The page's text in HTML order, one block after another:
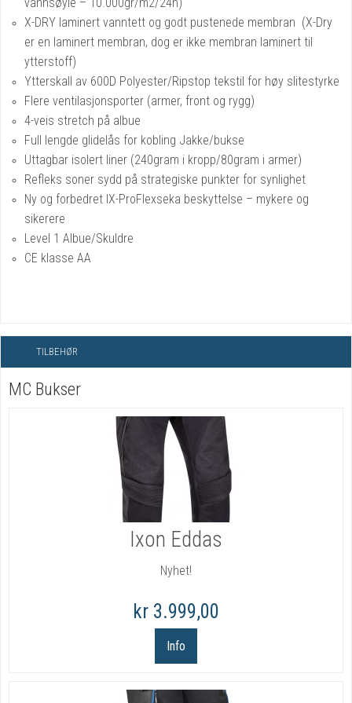
X-DRY laminert vanntett og godt pustenede membran (X-Dry
er en laminert membran, dog er ikke membran laminert til
ytterstoff)
Ytterskall av 600D Polyester/Ripstop tekstil for høy slitestyrke
Flere ventilasjonsporter (armer, front og rygg)
4-veis stretch på albue
Full lengde glidelås for kobling Jakke/bukse
Uttagbar isolert liner (240gram i kropp/80gram i armer)
Refleks soner sydd på strategiske punkter for synlighet
Ny og forbedret IX-ProFlexseka beskyttelse – mykere og
sikerere
Level 1 Albue/Skuldre
CE klasse AA
TILBEHØR
MC Bukser
Ixon Eddas
Nyhet!
kr 3.999,00
Info